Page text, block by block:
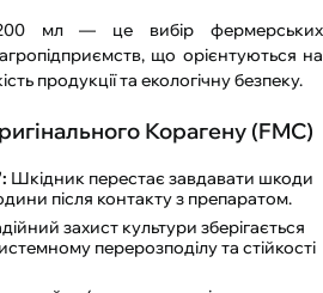
мл — це вибір фермерських
що орієнтуються на
продукції та екологічну безпеку.
Корагену (FMC)
Шкідник перестає завдавати шкоди
після контакту з препаратом.
захист культури зберігається
перерозподілу та стійкості